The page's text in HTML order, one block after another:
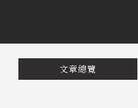
預約服務
影像紀錄文章總覽